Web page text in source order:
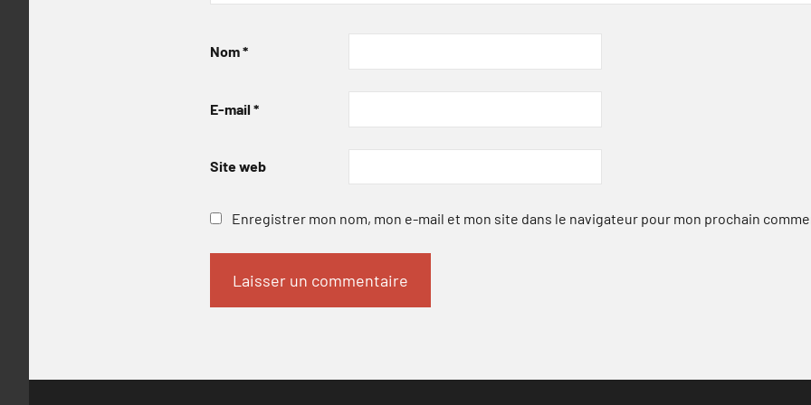
Nom*
E-mail *
Site web
Enregistrer mon nom, mon e-mail et mon site dans le navigateur pour mon prochain